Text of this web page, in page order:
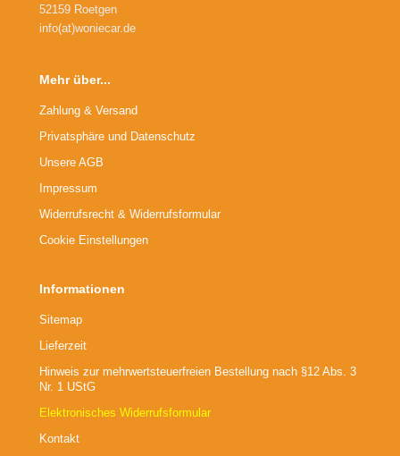
52159 Roetgen
info(at)woniecar.de
Mehr über...
Zahlung & Versand
Privatsphäre und Datenschutz
Unsere AGB
Impressum
Widerrufsrecht & Widerrufsformular
Cookie Einstellungen
Informationen
Sitemap
Lieferzeit
Hinweis zur mehrwertsteuerfreien Bestellung nach §12 Abs. 3
Nr. 1 UStG
Elektronisches Widerrufsformular
Kontakt